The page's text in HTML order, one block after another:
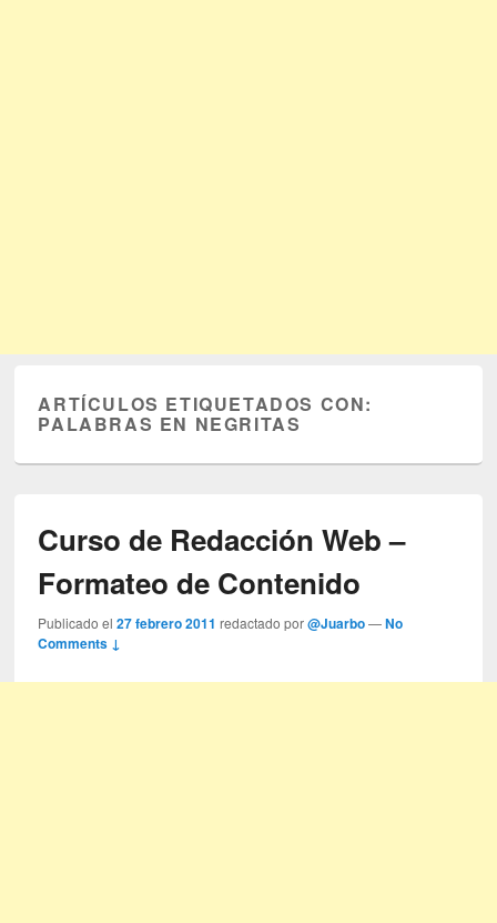
ARTÍCULOS ETIQUETADOS CON:
PALABRAS EN NEGRITAS
Curso de Redacción Web –
Formateo de Contenido
Publicado el27 febrero 2011 redactado por@Juarbo —No
Comments ↓